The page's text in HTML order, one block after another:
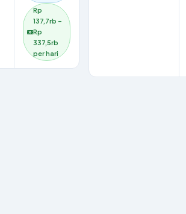
Rp
137,7rb –
Rp
337,5rb
per hari